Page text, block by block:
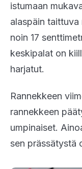
istumaan
alaspäin taittuva
noin 17
keskipalat on
harjatut.
Rannekkeen
rannekkeen
umpinaiset.
sen prässätystä